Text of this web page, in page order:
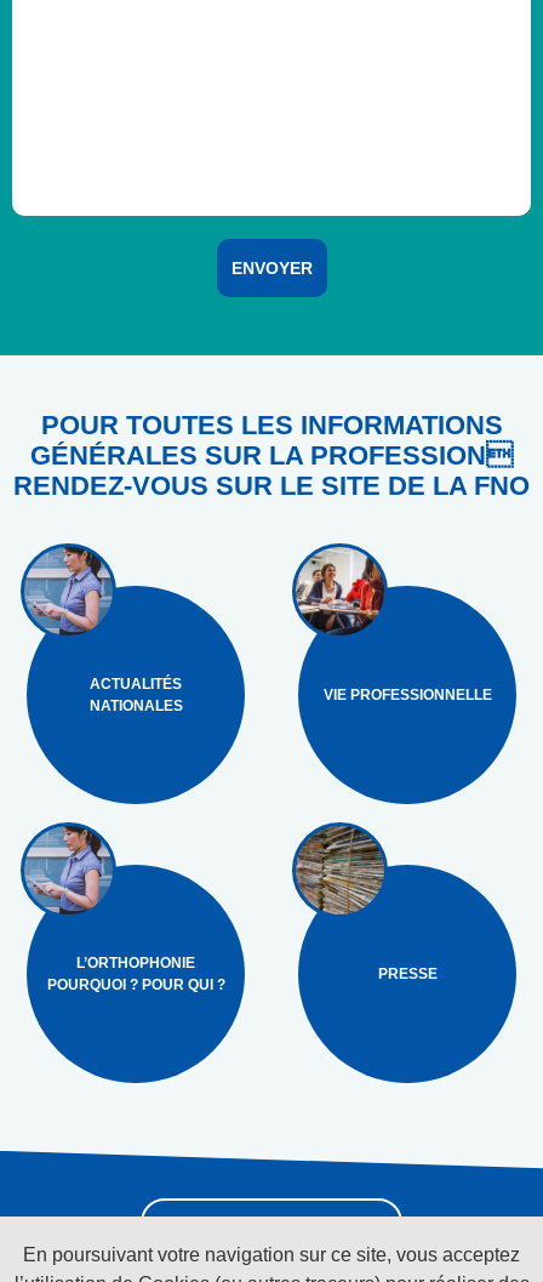
En poursuivant votre navigation sur ce site, vous acceptez
POUR TOUTES LES INFORMATIONS
GÉNÉRALES SUR LA PROFESSION
RENDEZ-VOUS SUR LE SITE DE LA FNO
ACTUALITÉS
NATIONALES
VIE PROFESSIONNELLE
L’ORTHOPHONIE
POURQUOI ? POUR QUI ?
PRESSE
newsletter cliquez ici